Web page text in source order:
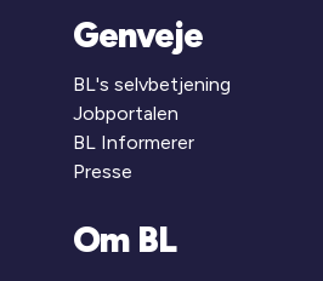
Genveje
BL's selvbetjening
Jobportalen
BL Informerer
Presse
Om BL